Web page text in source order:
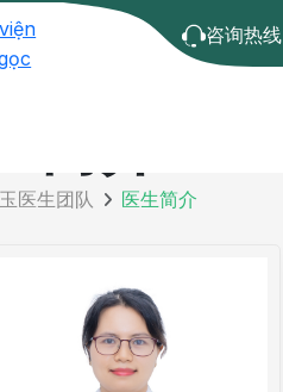
咨询热线
医生团队 医生简介